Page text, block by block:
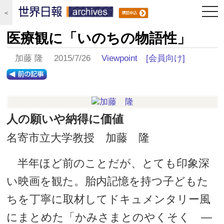
＜
医療観に「いのちの物語性」
加藤 隆 2015/7/26Viewpoint [会員向け]
人の願いや納得に価値
名寄市立大学教授 加藤 隆
半年ほど前のことだが、とても印象深
い映画を観た。胎内記憶を持つ子どもた
ちを丁寧に取材してドキュメンタリー風
にまとめた「かみさまとのやくそく ―